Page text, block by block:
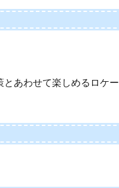
あわせて楽しめるロケー